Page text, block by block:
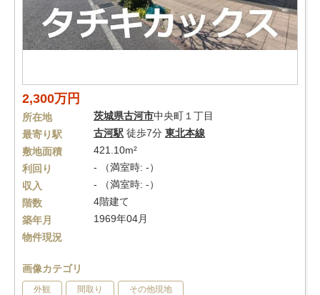
2,300万円
所在地 茨城県古河市中央町１丁目
最寄り駅
古河駅 徒歩7分 東北本線
敷地面積
421.10m²
利回り
- （満室時: -）
収入
- （満室時: -）
階数
4階建て
築年月
1969年04月
物件現況
画像カテゴリ
外観 間取り その他現地